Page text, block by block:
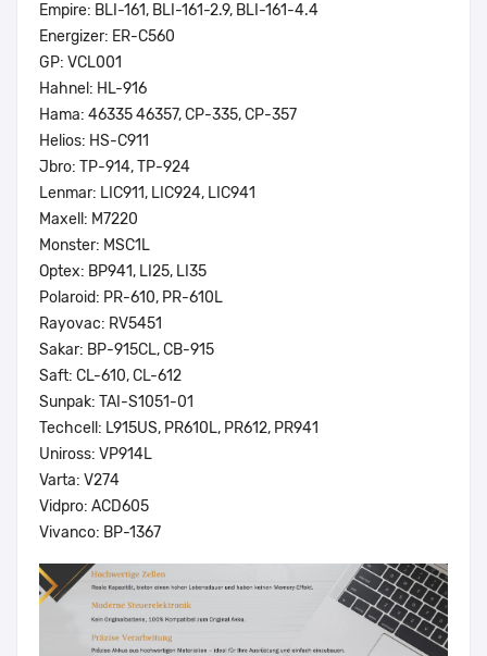
Empire: BLI-161, BLI-161-2.9, BLI-161-4.4
Energizer: ER-C560
GP: VCL001
Hahnel: HL-916
Hama: 46335 46357, CP-335, CP-357
Helios: HS-C911
Jbro: TP-914, TP-924
Lenmar: LIC911, LIC924, LIC941
Maxell: M7220
Monster: MSC1L
Optex: BP941, LI25, LI35
Polaroid: PR-610, PR-610L
Rayovac: RV5451
Sakar: BP-915CL, CB-915
Saft: CL-610, CL-612
Sunpak: TAI-S1051-01
Techcell: L915US, PR610L, PR612, PR941
Uniross: VP914L
Varta: V274
Vidpro: ACD605
Vivanco: BP-1367